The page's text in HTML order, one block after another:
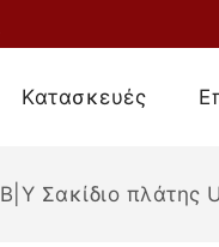
Κατασκευές
B|Y Σακίδιο πλάτης